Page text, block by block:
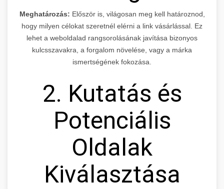
Meghatározás: Először is, világosan meg kell határoznod,
hogy milyen célokat szeretnél elérni a link vásárlással. Ez
lehet a weboldalad rangsorolásának javítása bizonyos
kulcsszavakra, a forgalom növelése, vagy a márka
ismertségének fokozása.
2. Kutatás és
Potenciális
Oldalak
Kiválasztása